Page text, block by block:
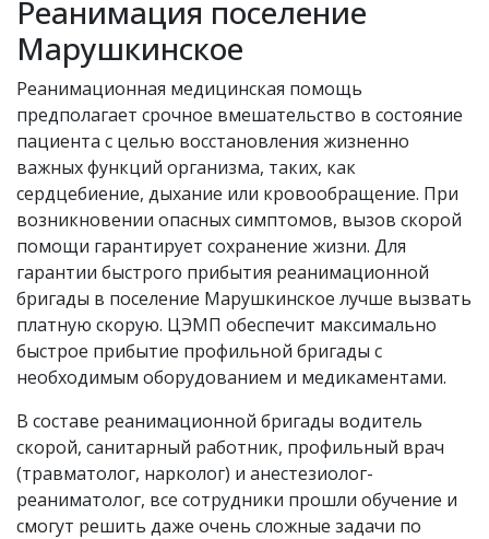
Реанимация поселение
Марушкинское
Реанимационная медицинская помощь
предполагает срочное вмешательство в состояние
пациента с целью восстановления жизненно
важных функций организма, таких, как
сердцебиение, дыхание или кровообращение. При
возникновении опасных симптомов, вызов скорой
помощи гарантирует сохранение жизни. Для
гарантии быстрого прибытия реанимационной
бригады в поселение Марушкинское лучше вызвать
платную скорую. ЦЭМП обеспечит максимально
быстрое прибытие профильной бригады с
необходимым оборудованием и медикаментами.
В составе реанимационной бригады водитель
скорой, санитарный работник, профильный врач
(травматолог, нарколог) и анестезиолог-
реаниматолог, все сотрудники прошли обучение и
смогут решить даже очень сложные задачи по